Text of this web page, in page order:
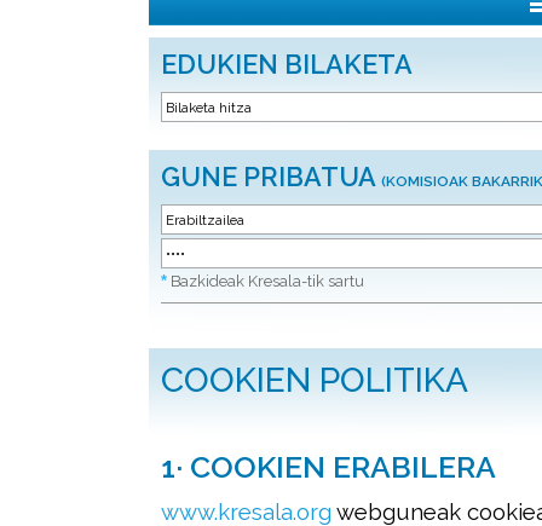
EDUKIEN BILAKETA
GUNE PRIBATUA (KOMISIOAK
* Bazkideak Kresala-tik sartu
COOKIEN POLITIKA
1· COOKIEN ERABILERA
www.kresala.org webguneak